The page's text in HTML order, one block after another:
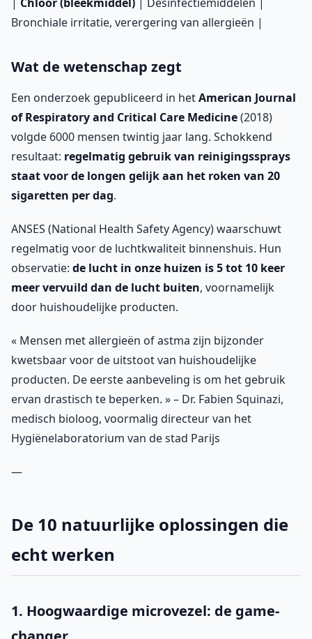
Bronchiale irritatie, verergering van allergieën |
Wat de wetenschap zegt
Een onderzoek gepubliceerd in hetAmerican Journal
of Respiratory and Critical Care Medicine(2018)
volgde 6000 mensen twintig jaar lang. Schokkend
resultaat: regelmatig gebruik van reinigingssprays
staat voor de longen gelijk aan het roken van 20
sigaretten per dag.
ANSES (National Health Safety Agency) waarschuwt
regelmatig voor de luchtkwaliteit binnenshuis. Hun
observatie: de lucht in onze huizen is 5 tot 10 keer
meer vervuild dan de lucht buiten, voornamelijk
door huishoudelijke producten.
« Mensen met allergieën of astma zijn bijzonder
kwetsbaar voor de uitstoot van huishoudelijke
producten. De eerste aanbeveling is om het gebruik
ervan drastisch te beperken. » – Dr. Fabien Squinazi,
medisch bioloog, voormalig directeur van het
Hygiënelaboratorium van de stad Parijs
—
De 10 natuurlijke oplossingen die
echt werken
1. Hoogwaardige microvezel: de game-